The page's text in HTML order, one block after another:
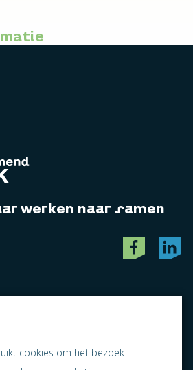
werken naar samen
Sneek
cookies om het bezoek